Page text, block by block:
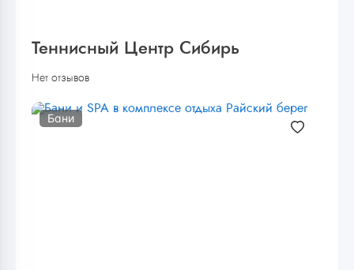
Теннисный Центр Сибирь
Нет отзывов
Бани